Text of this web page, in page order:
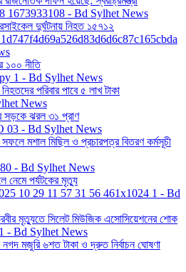
দুর্ঘটনায় নিহত ১৫৭১২
১০০ নীতি
পরিবার পাবে ৫ লাখ টাকা
সড়কে ঝরল ৩১ প্রাণ
মশাল মিছিল ও প্রচারপত্র বিতরণ কর্মসূচী
নেমে পর্যটকের মৃত্যু
মৃত্যুতে সিলেট মিউজিক এসোসিয়েশনের শোক
নগদ মজুরি ৬শত টাকা ও দ্রুত নির্বাচন ঘোষণা